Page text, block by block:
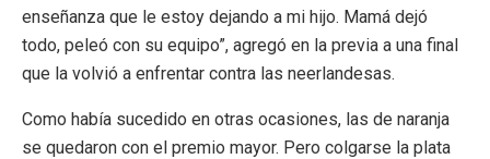
enseñanza que le estoy dejando a mi hijo. Mamá dejó
todo, peleó con su equipo”, agregó en la previa a una final
que la volvió a enfrentar contra las neerlandesas.
Como había sucedido en otras ocasiones, las de naranja
se quedaron con el premio mayor. Pero colgarse la plata